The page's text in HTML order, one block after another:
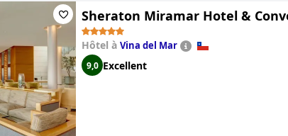
Sheraton Miramar Hotel &
Hôtel à Vina del Mar
9,0 Excellent